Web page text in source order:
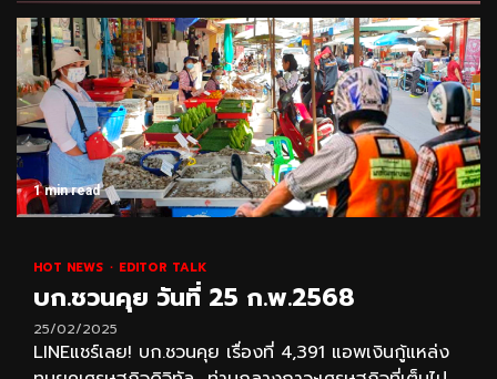
1 min read
HOT NEWS EDITOR TALK
บก.ชวนคุย วันที่ 25 ก.พ.2568
25/02/2025
LINEแชร์เลย! บก.ชวนคุย เรื่องที่ 4,391 แอพเงินกู้แหล่ง